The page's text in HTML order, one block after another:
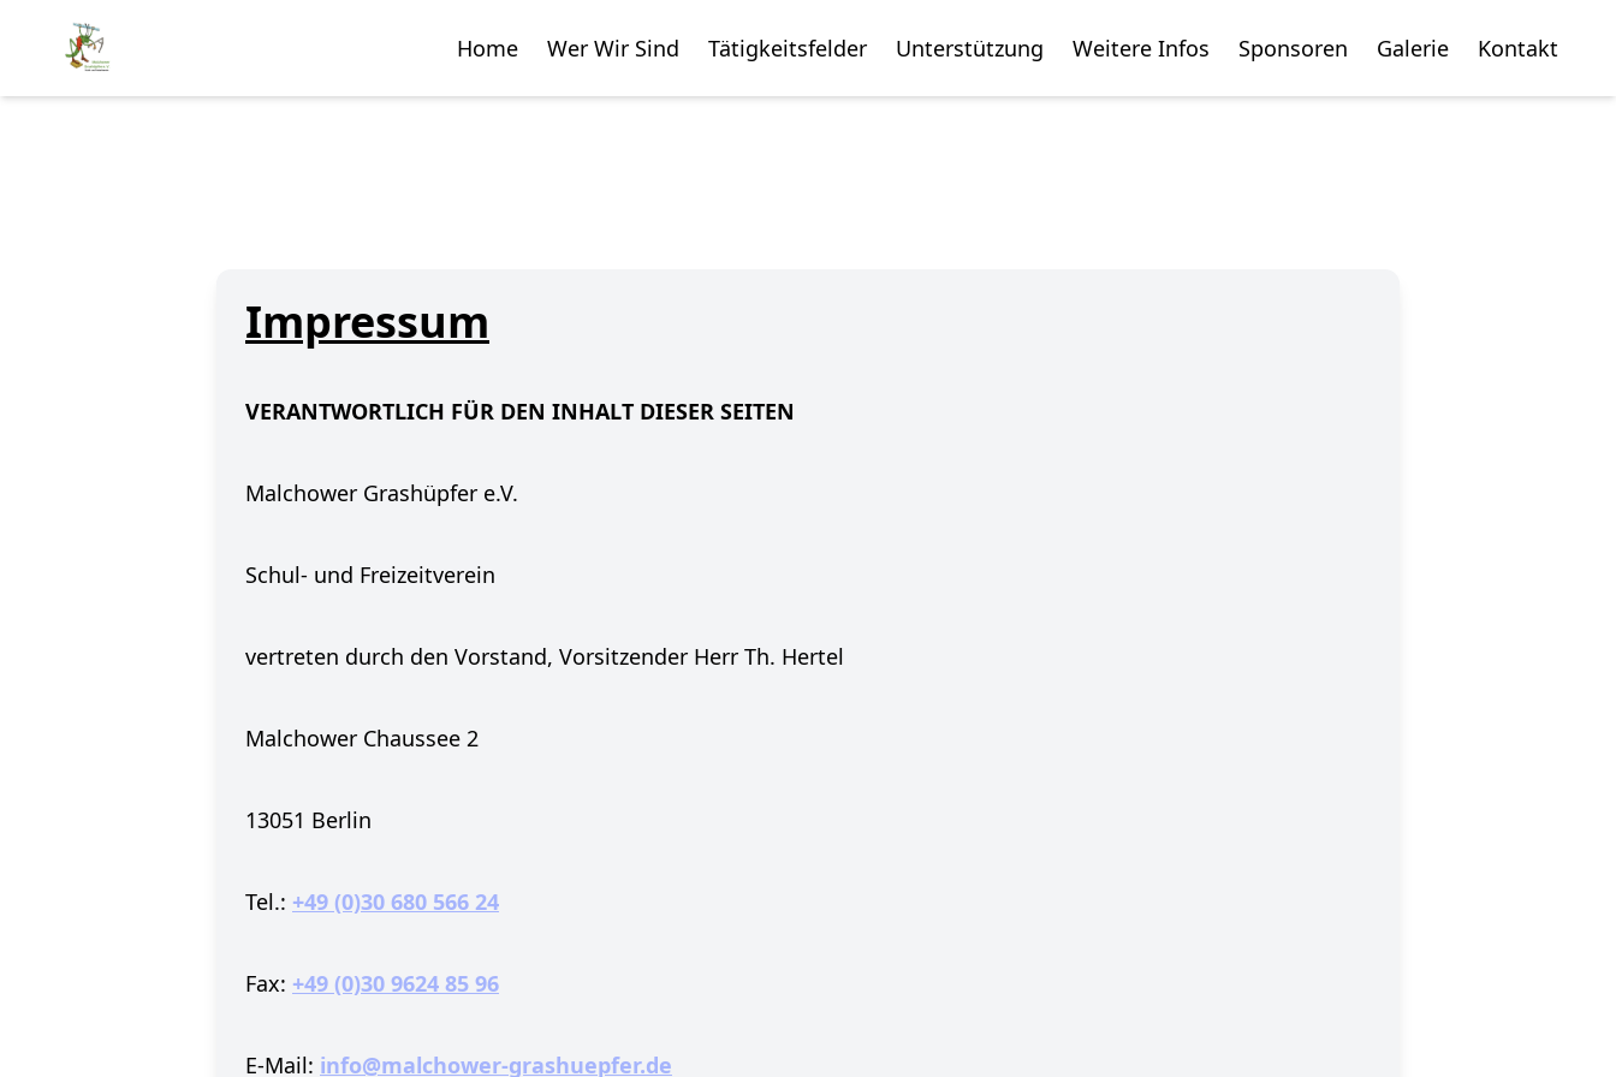
Home Wer Wir Sind Tätigkeitsfelder Unterstützung Weitere Infos Sponsoren Galerie Kontakt
Impressum
VERANTWORTLICH FÜR DEN INHALT DIESER SEITEN
Malchower Grashüpfer e.V.
Schul- und Freizeitverein
vertreten durch den Vorstand, Vorsitzender Herr Th. Hertel
Malchower Chaussee 2
13051 Berlin
Tel.: +49 (0)30 680 566 24
Fax: +49 (0)30 9624 85 96
E-Mail: info@malchower-grashuepfer.de